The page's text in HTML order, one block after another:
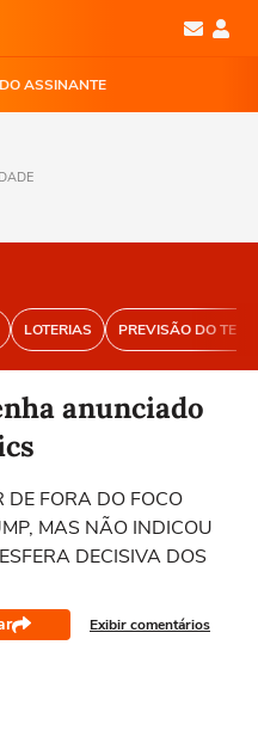
ASSINANTE
LOTERIAS PREVISÃO DO
anunciado
DE FORA DO FOCO
MAS NÃO INDICOU
DECISIVA DOS
Exibir comentários